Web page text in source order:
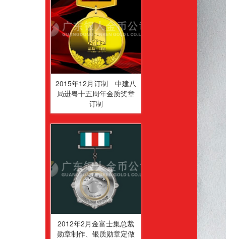
2015年12月订制 中建八
局进粤十五周年金质奖章
订制
2012年2月金富士集总裁
勋章制作、银质勋章定做